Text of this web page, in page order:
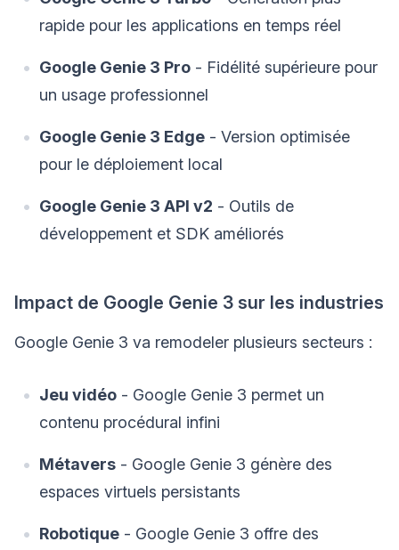
rapide pour les applications en temps réel
Google Genie 3 Pro - Fidélité supérieure pour
un usage professionnel
Google Genie 3 Edge - Version optimisée
pour le déploiement local
Google Genie 3 API v2 - Outils de
développement et SDK améliorés
Impact de Google Genie 3 sur les industries
Google Genie 3 va remodeler plusieurs secteurs :
Jeu vidéo - Google Genie 3 permet un
contenu procédural infini
Métavers - Google Genie 3 génère des
espaces virtuels persistants
Robotique - Google Genie 3 offre des